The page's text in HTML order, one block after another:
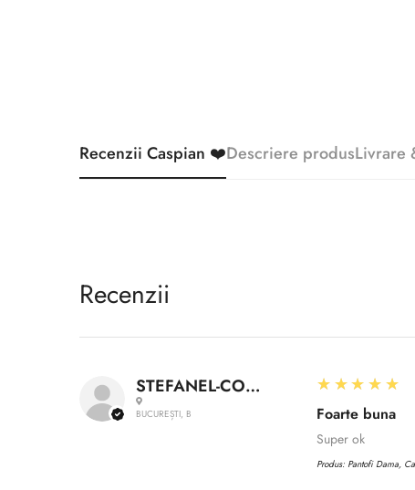
Recenzii Caspian ❤️Descriere produsLivrare
Recenzii
STEFANEL-CONSTANTIN A.
BUCUREȘTI, B
5
★★★★★
Foarte buna
Super ok
Produs: Pantofi Dama,